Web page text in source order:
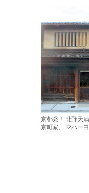
京都発！ 北野天
京町家、 マハー